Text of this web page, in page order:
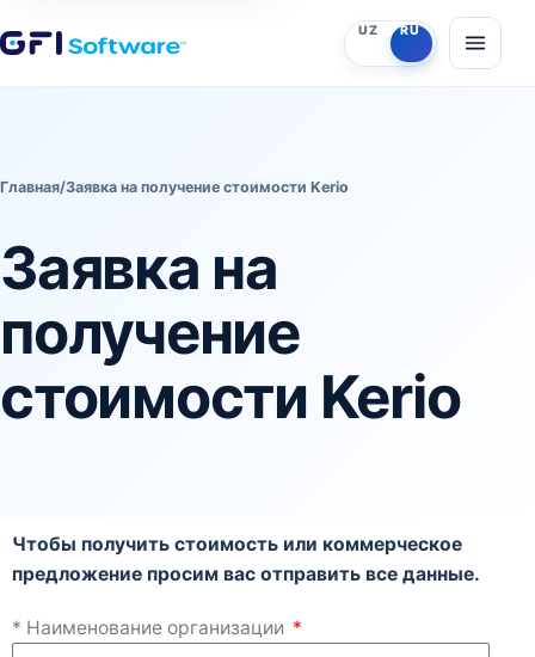
UZ RU
Главная/Заявка на получение стоимости Kerio
Заявка на
получение
стоимости Kerio
Чтобы получить стоимость или коммерческое
предложение просим вас отправить все данные.
* Наименование организации